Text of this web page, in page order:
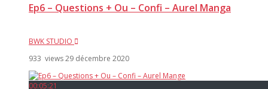
Ep6 – Questions + Ou – Confi – Aurel Manga
BWK STUDIO
933 views29 décembre 2020
00:05:21